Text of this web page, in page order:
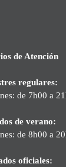
de Atención
regulares:
de 7h00 a
de verano:
de 8h00 a
oficiales: